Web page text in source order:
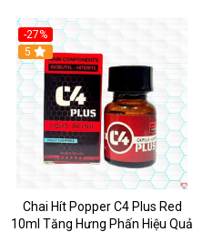
-27%
5
Chai Hít Popper C4 Plus Red
10ml Tăng Hưng Phấn Hiệu Quả